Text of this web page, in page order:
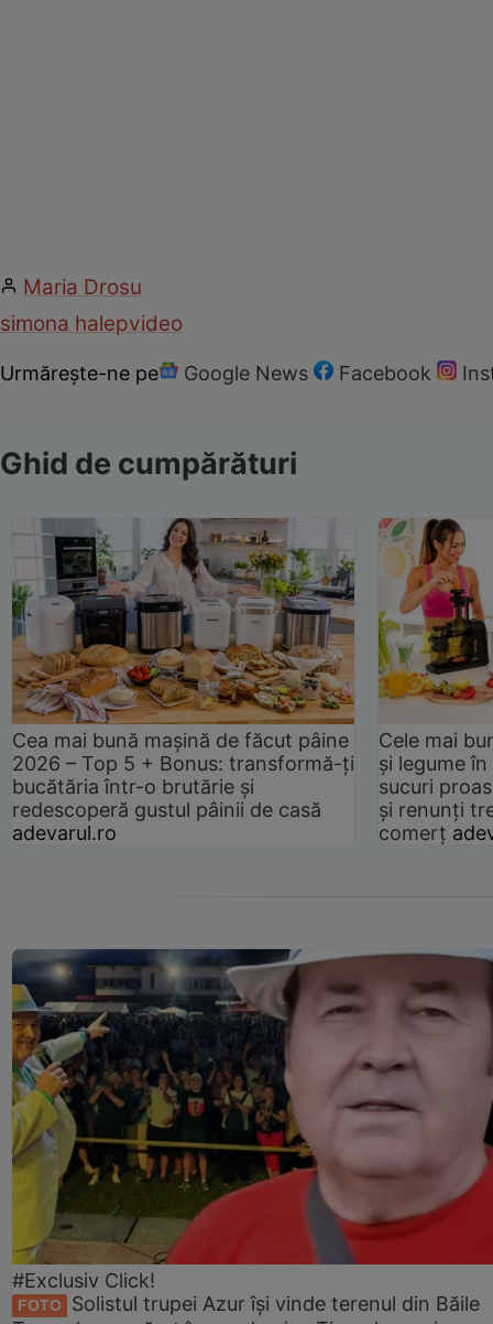
Maria Drosu
simona halepvideo
Urmărește-ne pe Google News Facebook
Ghid de cumpărături
Cea mai bună mașină de făcut pâine
2026 – Top 5 + Bonus: transformă-ți
bucătăria într-o brutărie și
redescoperă gustul pâinii de casă
adevarul.ro
Cele mai
și legume
sucuri
și renunți
comerț
#Exclusiv Click!
FOTO
Solistul trupei Azur își vinde terenul din Băile